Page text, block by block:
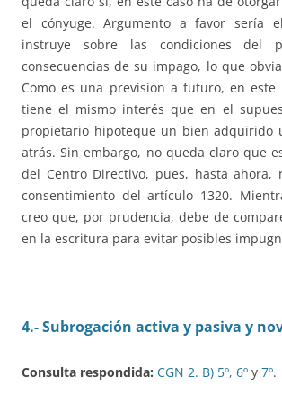
el cónyuge. Argumento a favor sería
instruye sobre las condiciones del
consecuencias de su impago, lo que
Como es una previsión a futuro, en este
tiene el mismo interés que en el
propietario hipoteque un bien adquirido
atrás. Sin embargo, no queda claro que
del Centro Directivo, pues, hasta ahora,
consentimiento del artículo 1320.
creo que, por prudencia, debe de
en la escritura para evitar posibles
4.- Subrogación activa y pasiva y
Consulta respondida: CGN 2. B) 5º, 6º y 7º.